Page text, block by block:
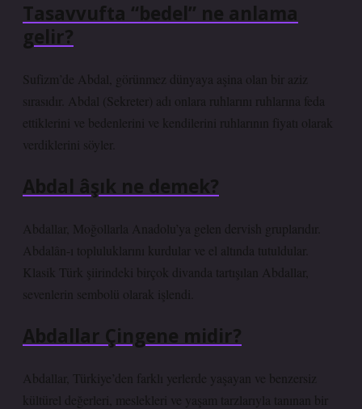
Tasavvufta “bedel” ne anlama
gelir?
Sufizm’de Abdal, görünmez dünyaya aşina olan bir aziz
sırasıdır. Abdal (Sekreter) adı onlara ruhlarını ruhlarına feda
ettiklerini ve bedenlerini ve kendilerini ruhlarının fiyatı olarak
verdiklerini söyler.
Abdal âşık ne demek?
Abdallar, Moğollarla Anadolu’ya gelen dervish gruplarıdır.
Abdalân-ı topluluklarını kurdular ve el altında tutuldular.
Klasik Türk şiirindeki birçok divanda tartışılan Abdallar,
sevenlerin sembolü olarak işlendi.
Abdallar Çingene midir?
Abdallar, Türkiye’den farklı yerlerde yaşayan ve benzersiz
kültürel değerleri, meslekleri ve yaşam tarzlarıyla tanınan bir